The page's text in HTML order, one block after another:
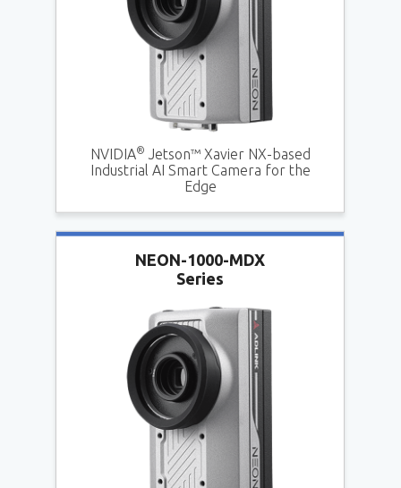
NVIDIA®
Jetson™ Xavier NX-based
Industrial AI Smart Camera for the
Edge
NEON-1000-MDX
Series